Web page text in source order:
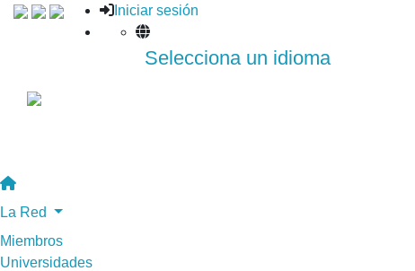
Iniciar sesión
Selecciona un idioma
La Red
Miembros
Universidades